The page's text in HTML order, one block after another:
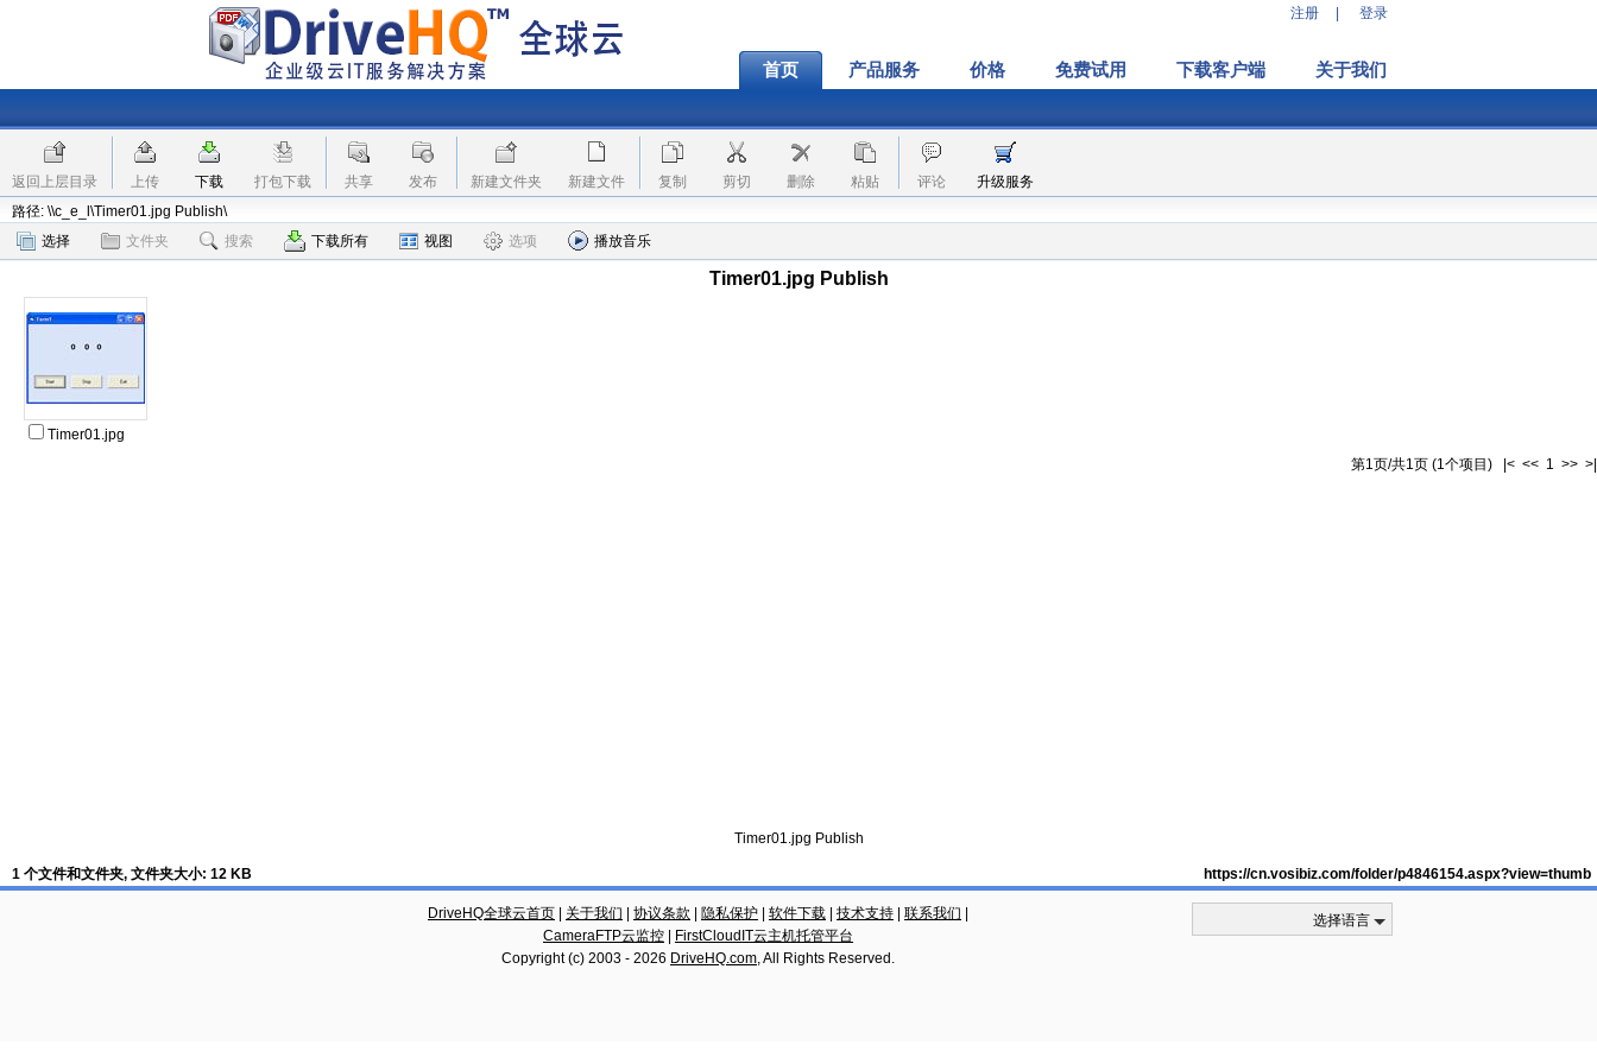
注册 登录
首页 产品服务 价格 免费试用 下载客户端 关于我们
返回上层目录 上传 下载 打包下载 共享 发布 新建文件夹 新建文件 复制 剪切 删除 粘贴 评论
升级服务
路径: \\c_e_l\Timer01.jpg Publish\
选择
文件夹 搜索 下载所有 视图 选项 播放音乐
Timer01.jpg Publish
Timer01.jpg
第1页/共1页 (1个项目) |< << 1 >> >|
Timer01.jpg Publish
1 个文件和文件夹, 文件夹大小: 12 KB https://cn.vosibiz.com/folder/p4846154.aspx?view=thumb
DriveHQ全球云首页 关于我们 协议条款 隐私保护 软件下载 技术支持 联系我们
CameraFTP云监控
FirstCloudIT云主机托管平台
Copyright (c) 2003 - 2026 DriveHQ.com, All Rights Reserved.
选择语言